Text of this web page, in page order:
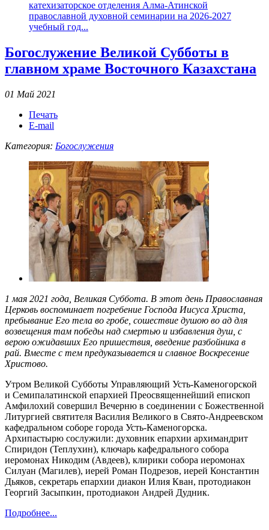
катехизаторское отделения Алма-Атинской
православной духовной семинарии на 2026-2027
учебный год...
Богослужение Великой Субботы в
главном храме Восточного Казахстана
01 Май 2021
Печать
E-mail
Категория: Богослужения
1 мая 2021 года, Великая Суббота. В этот день Православная
Церковь воспоминает погребение Господа Иисуса Христа,
пребывание Его тела во гро­бе, сошествие душою во ад для
возвещения там побе­ды над смертью и избавления душ, с
верою ожидав­ших Его пришествия, введение разбойника в
рай. Вместе с тем предуказывается и славное Воскресение
Христово.
Утром Великой Субботы Управляющий Усть-Каменогорской
и Семипалатинской епархией Преосвященнейший епископ
Амфилохий совершил Вечерню в соединении с Божественной
Литургией святителя Василия Великого в Свято-Андреевском
кафедральном соборе города Усть-Каменогорска.
Архипастырю сослужили: духовник епархии архимандрит
Спиридон (Теплухин), ключарь кафедрального собора
иеромонах Никодим (Авдеев), клирики собора иеромонах
Силуан (Магилев), иерей Роман Подрезов, иерей Константин
Дьяков, секретарь епархии диакон Илия Кван, протодиакон
Георгий Засыпкин, протодиакон Андрей Дудник.
Подробнее...